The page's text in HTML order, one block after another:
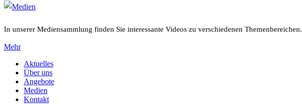
In unserer Mediensammlung finden Sie interessante Videos zu verschiedenen Themenbereichen.
Mehr
Aktuelles
Über uns
Angebote
Medien
Kontakt